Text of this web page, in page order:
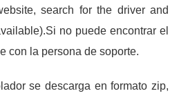
search for the driver and
no puede encontrar el
con la persona de soporte.
se descarga en formato zip,